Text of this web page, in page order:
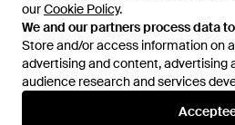
ourCookie Policy.
We and our partners process data
Store and/or access information on
advertising and content,
audience research and services